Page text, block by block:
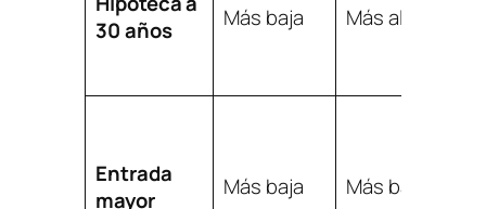
30 años
Más baja Más alta
Entrada
mayor
Más baja Más baja